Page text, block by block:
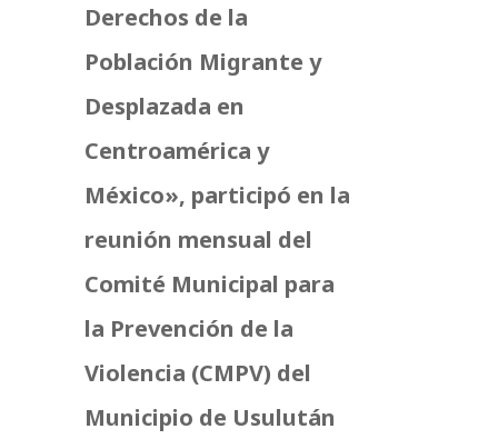
Derechos de la
Población Migrante y
Desplazada en
Centroamérica y
México», participó en la
reunión mensual del
Comité Municipal para
la Prevención de la
Violencia (CMPV) del
Municipio de Usulután